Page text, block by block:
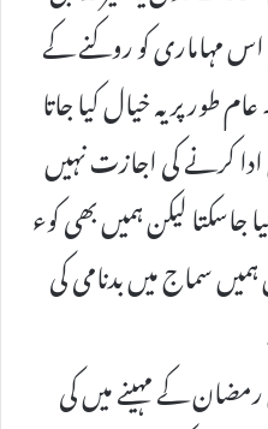
مہاماری کو روکنے کے
طور پر یہ خیال کیا جاتا
کرنے کی اجازت نہیں
لیکن ہمیں بھی کوء
سماج میں بدنامی کی
کے مہینے میں کی